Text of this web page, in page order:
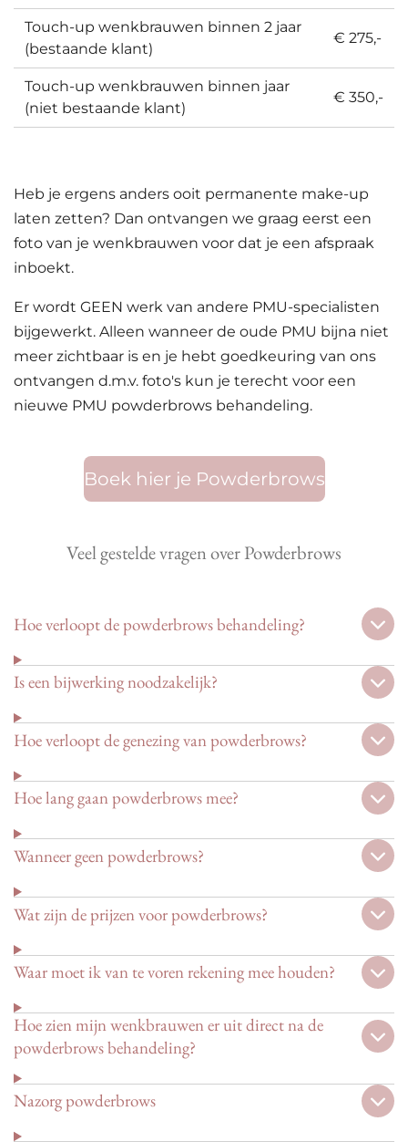
Touch-up wenkbrauwen binnen 2 jaar
(bestaande klant)
€ 275,-
Touch-up wenkbrauwen binnen jaar
(niet bestaande klant)
€ 350,-
Heb je ergens anders ooit permanente make-up
laten zetten? Dan ontvangen we graag eerst een
foto van je wenkbrauwen voor dat je een afspraak
inboekt.
Er wordt GEEN werk van andere PMU-specialisten
bijgewerkt. Alleen wanneer de oude PMU bijna niet
meer zichtbaar is en je hebt goedkeuring van ons
ontvangen d.m.v. foto's kun je terecht voor een
nieuwe PMU powderbrows behandeling.
Boek hier je Powderbrows
Veel gestelde vragen over Powderbrows
Hoe verloopt de powderbrows behandeling?
Is een bijwerking noodzakelijk?
Hoe verloopt de genezing van powderbrows?
Hoe lang gaan powderbrows mee?
Wanneer geen powderbrows?
Wat zijn de prijzen voor powderbrows?
Waar moet ik van te voren rekening mee houden?
Hoe zien mijn wenkbrauwen er uit direct na de
powderbrows behandeling?
Nazorg powderbrows